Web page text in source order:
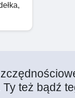
Ty też bądź